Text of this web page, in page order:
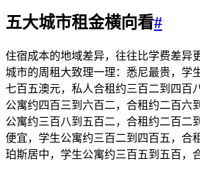
五大城市租金横向看#
住宿成本的地域差异，往往比学费差异
城市的周租大致理一理：悉尼最贵，学
七百五澳元，私人合租约三百二到四百
公寓约四百三到六百二，合租约二百六
公寓约三百八到五百二，合租约二百二
便宜，学生公寓约三百二到四百五，合
珀斯居中，学生公寓约三百五到五百，